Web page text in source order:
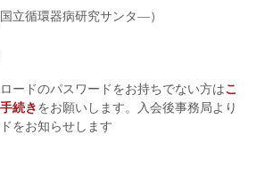
立循環器病研究サンタ―）
ードのパスワードをお持ちでない方はこ
続きをお願いします。入会後事務局より
をお知らせします